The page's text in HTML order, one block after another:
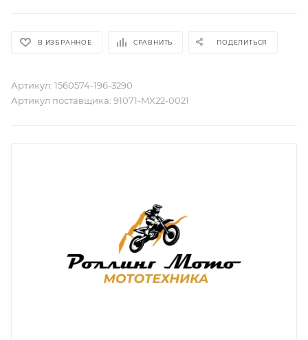
В ИЗБРАННОЕ СРАВНИТЬ ПОДЕЛИТЬСЯ
Артикул: 1560574-196-3290
Артикул поставщика: 91071-MX22-0021